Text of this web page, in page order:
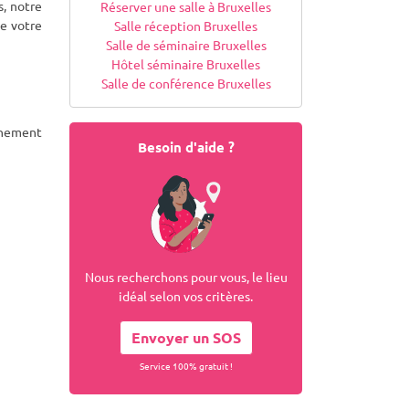
notre
votre
Réserver une salle à Bruxelles
Salle réception Bruxelles
Salle de séminaire Bruxelles
Hôtel séminaire Bruxelles
Salle de conférence Bruxelles
Besoin d'aide ?
Nous recherchons pour vous, le lieu
idéal selon vos critères.
Envoyer un SOS
Service 100% gratuit !